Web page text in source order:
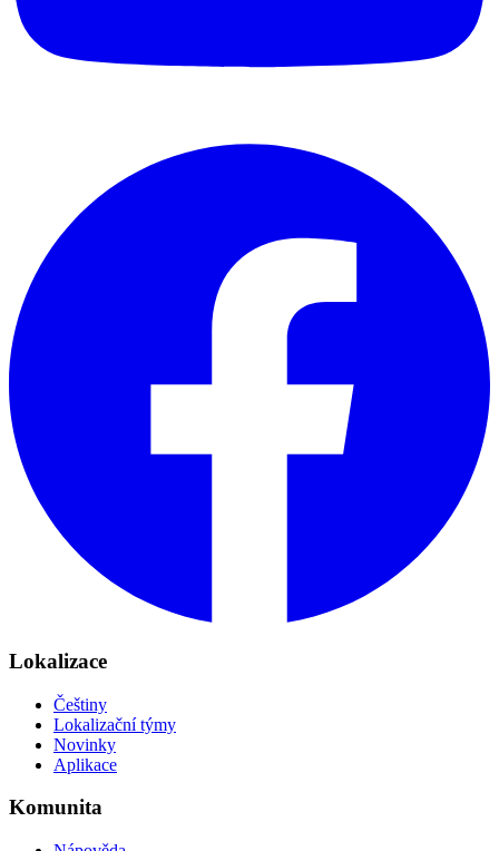
Lokalizace
Češtiny
Lokalizační týmy
Novinky
Aplikace
Komunita